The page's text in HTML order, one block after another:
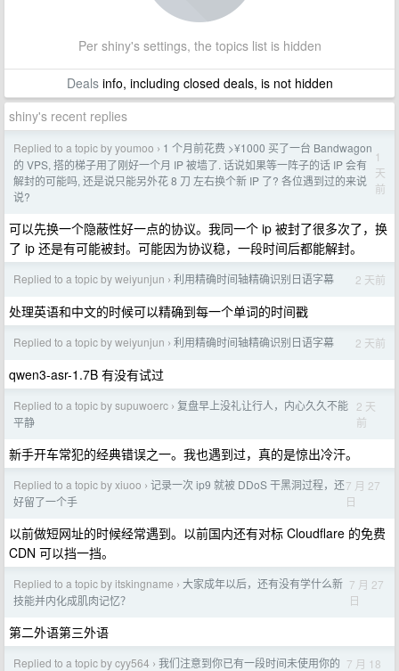
Per shiny's settings, the topics list is hidden
Dealsinfo, including closed deals, is not hidden
shiny's recent replies
Replied to a topic by youmoo › 1 个月前花费 >¥1000 买了一台 Bandwagon
的 VPS, 搭的梯子用了刚好一个月 IP 被墙了. 话说如果等一阵子的话 IP 会有
解封的可能吗, 还是说只能另外花 8 刀 左右换个新 IP 了? 各位遇到过的来说
说?
1
天
前
可以先换一个隐蔽性好一点的协议。我同一个 ip 被封了很多次了，换
了 ip 还是有可能被封。可能因为协议稳，一段时间后都能解封。
Replied to a topic by weiyunjun › 利用精确时间轴精确识别日语字幕 2 天前
处理英语和中文的时候可以精确到每一个单词的时间戳
Replied to a topic by weiyunjun › 利用精确时间轴精确识别日语字幕 2 天前
qwen3-asr-1.7B 有没有试过
Replied to a topic by supuwoerc › 复盘早上没礼让行人，内心久久不能
平静
2 天
前
新手开车常犯的经典错误之一。我也遇到过，真的是惊出冷汗。
Replied to a topic by xiuoo › 记录一次 ip9 就被 DDoS 干黑洞过程，还
好留了一个手
7 月 27
日
以前做短网址的时候经常遇到。以前国内还有对标 Cloudflare 的免费
CDN 可以挡一挡。
Replied to a topic by itskingname › 大家成年以后，还有没有学什么新
技能并内化成肌肉记忆？
7 月 27
日
第二外语第三外语
Replied to a topic by cyy564 › 我们注意到你已有一段时间未使用你的 7 月 18